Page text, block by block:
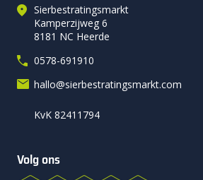
Sierbestratingsmarkt
Kamperzijweg 6
8181 NC Heerde
0578-691910
hallo@sierbestratingsmarkt.com
KvK 82411794
Volg ons